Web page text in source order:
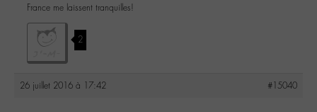
France me laissent tranquilles!
2
26 juillet 2016 à 17:42 #15040